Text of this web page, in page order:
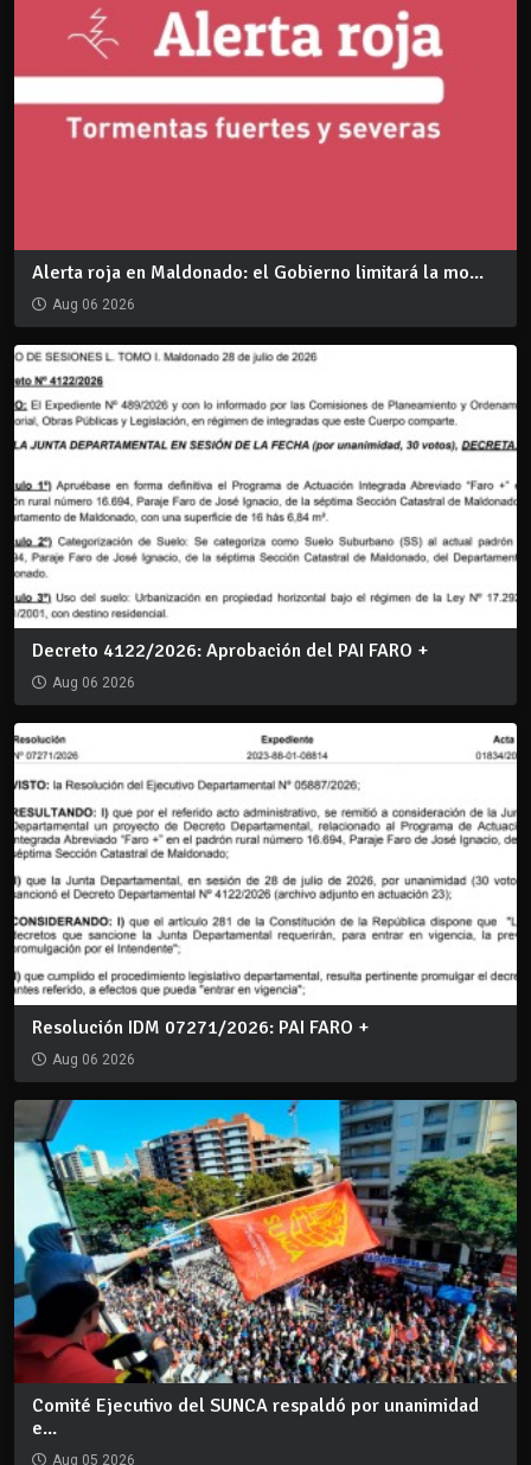
Alerta roja en Maldonado: el Gobierno limitará la mo...
Aug 06 2026
Decreto 4122/2026: Aprobación del PAI FARO +
Aug 06 2026
Resolución IDM 07271/2026: PAI FARO +
Aug 06 2026
Comité Ejecutivo del SUNCA respaldó por unanimidad
e...
Aug 05 2026